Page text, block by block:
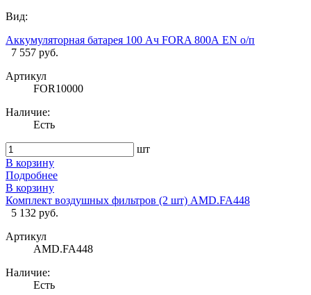
Вид:
Аккумуляторная батарея 100 Ач FORA 800А EN о/п
7 557 руб.
Артикул
FOR10000
Наличие:
Есть
шт
В корзину
Подробнее
В корзину
Комплект воздушных фильтров (2 шт) AMD.FA448
5 132 руб.
Артикул
AMD.FA448
Наличие:
Есть